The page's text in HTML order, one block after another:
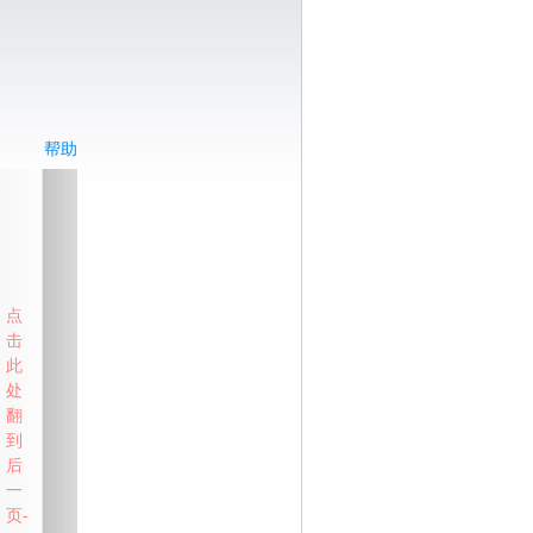
帮助
点
击
此
处
翻
到
后
一
页-